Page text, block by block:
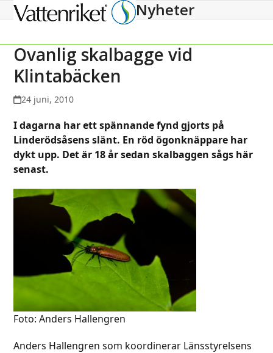
Open
menu
Close
menu
Nyheter
Ovanlig skalbagge vid
Klintabäcken
24 juni, 2010
I dagarna har ett spännande fynd gjorts på
Linderödsåsens slänt. En röd ögonknäppare har
dykt upp. Det är 18 år sedan skalbaggen sågs här
senast.
Foto: Anders Hallengren
Anders Hallengren som koordinerar Länsstyrelsens